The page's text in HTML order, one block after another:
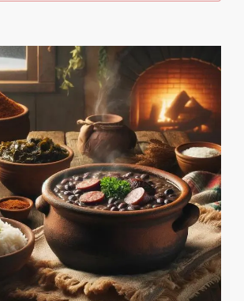
tudo o que você
precisa! Explore nosso
site e descubra técnicas
culinárias incríveis,
segredos valiosos e
receitas rápidas e fáceis
que vão impressionar
todos ao seu redor.
Transforme suas
refeições e inspire-se